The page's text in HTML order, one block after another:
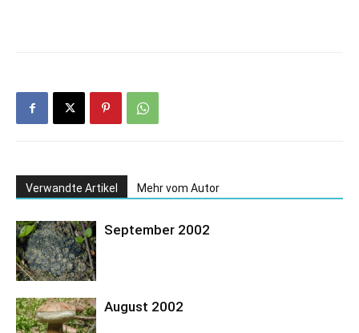
Verwandte Artikel Mehr vom Autor
September 2002
August 2002